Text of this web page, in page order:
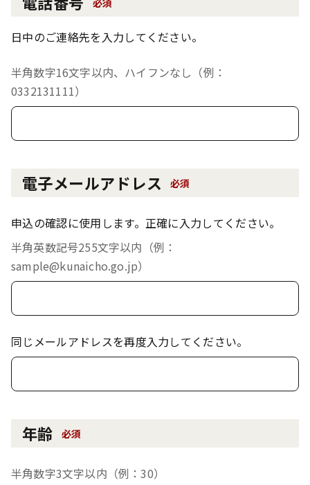
必須
日中のご連絡先を入力してください。
半角数字16文字以内、ハイフンなし（例：
0332131111）
電子メールアドレス 必須
申込の確認に使用します。正確に入力してください。
半角英数記号255文字以内（例：
sample@kunaicho.go.jp）
同じメールアドレスを再度入力してください。
年齢 必須
半角数字3文字以内（例：30）